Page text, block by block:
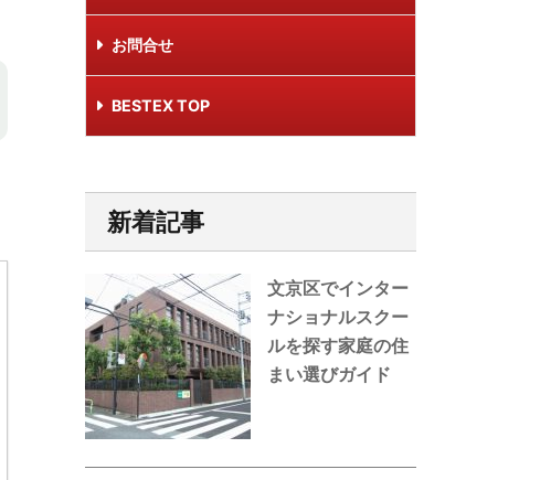
お問合せ
BESTEX TOP
新着記事
文京区でインター
ナショナルスクー
ルを探す家庭の住
まい選びガイド